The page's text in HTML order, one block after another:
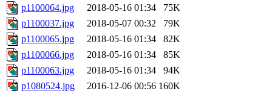
p1100064.jpg
2018-05-16 01:34
75K
p1100037.jpg
2018-05-07 00:32
79K
p1100065.jpg
2018-05-16 01:34
82K
p1100066.jpg
2018-05-16 01:34
85K
p1100063.jpg
2018-05-16 01:34
94K
p1080524.jpg
2016-12-06 00:56 160K